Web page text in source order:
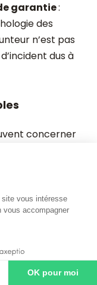
garantie:
des
n’est pas
dus à
concerner
mais
: les maladies
et
contrats
rachat
vous intéresse
vous accompagner
OK pour moi